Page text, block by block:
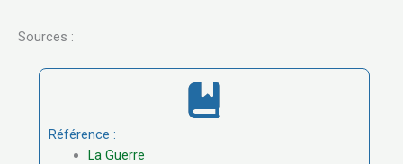
Sources :
Référence :
La Guerre